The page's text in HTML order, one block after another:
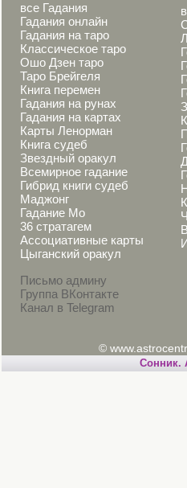
все Гадания
Гадания онлайн
Гадания на таро
Классическое таро
Ошо Дзен таро
Таро Брейгеля
Книга перемен
Гадания на рунах
Гадания на картах
Карты Ленорман
Книга судеб
Звездный оракул
Всемирное гадание
Гибрид книги судеб
Маджонг
Гадание Мо
36 стратагем
Ассоциативные карты
Цыганский оракул
Письмо админу
Группа ВКонтакте
Канал в Telegram
©
Cонник.